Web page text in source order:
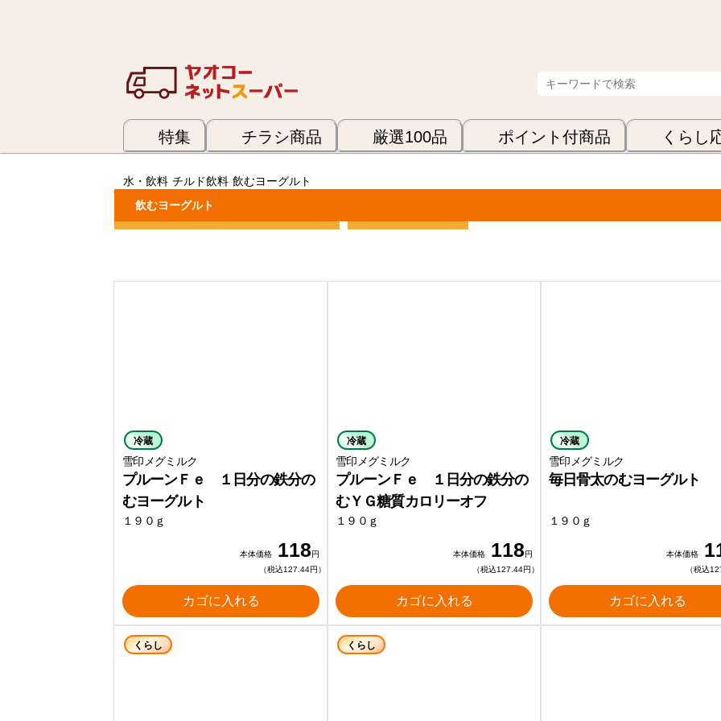
特集 チラシ商品 厳選100品 ポイント付商品 くらし
水・飲料 チルド飲料 飲むヨーグルト
カテゴリーで絞り込む
飲むヨーグルト
冷蔵
雪印メグミルク
プルーンＦｅ １日分の鉄分の
むヨーグルト
１９０ｇ
本体価格 118円
（税込127.44円）
カゴに入れる
冷蔵
雪印メグミルク
プルーンＦｅ １日分の鉄分の
むＹＧ糖質カロリーオフ
１９０ｇ
本体価格 118円
（税込127.44円）
カゴに入れる
冷蔵
雪印メグミルク
毎日骨太のむヨーグルト
１９０ｇ
本体価格
（税込
カゴに入れる
くらし くらし